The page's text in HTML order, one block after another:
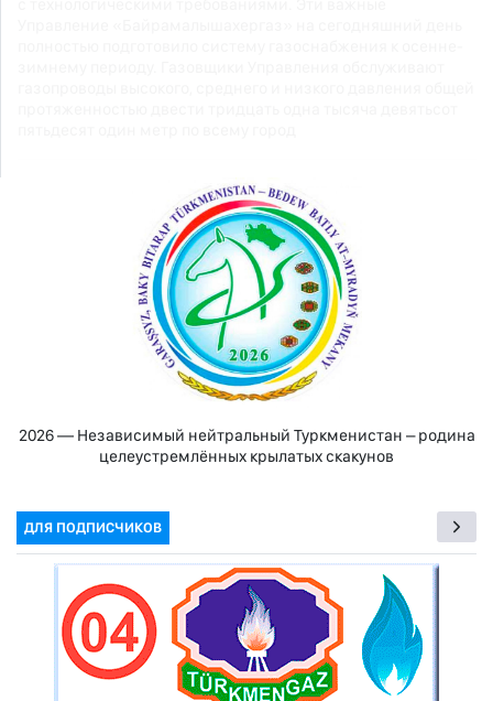
2026 — Независимый нейтральный Туркменистан – родина
целеустремлённых крылатых скакунов
ДЛЯ ПОДПИСЧИКОВ